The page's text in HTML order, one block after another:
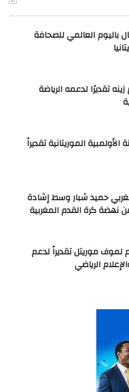
باليوم العالمي للصحافة
تقديرًا لدعمه الرياضة
الموريتانية تقديراً
حميد شبار وسط إشادة
نهضة كرة القدم المغربية
لموف موريتل تقديراً لدعم
الرياضي